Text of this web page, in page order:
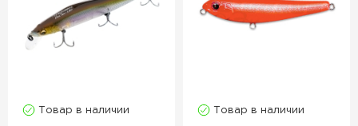
Товар в наличии Товар в наличии